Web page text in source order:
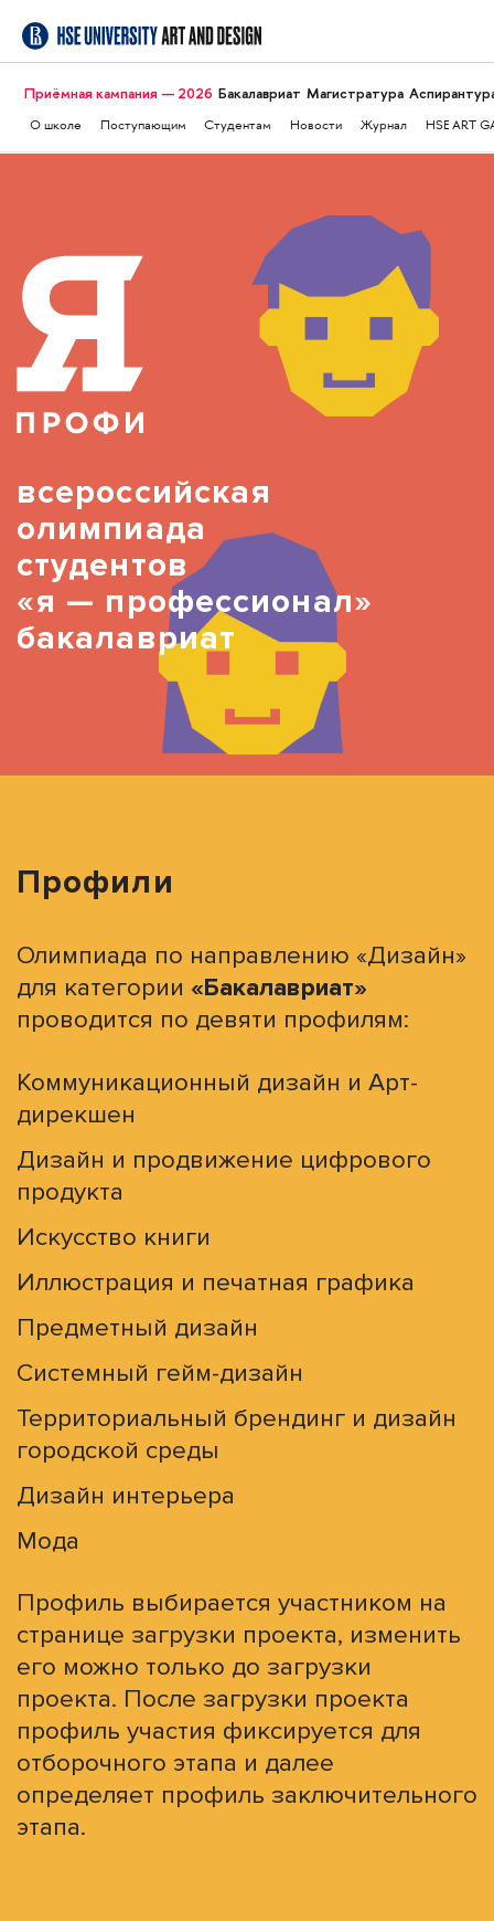
Приёмная кампания — 2026 Бакалавриат Магистратура
О школе Поступающим Студентам Новости Журнал HSE ART
всероссийская
олимпиада
студентов
«я — профессионал»
бакалавриат
Профили
Олимпиада по направлению «Дизайн»
для категории «Бакалавриат»
проводится по девяти профилям:
Коммуникационный дизайн и Арт-
дирекшен
Дизайн и продвижение цифрового
продукта
Искусство книги
Иллюстрация и печатная графика
Предметный дизайн
Системный гейм-дизайн
Территориальный брендинг и дизайн
городской среды
Дизайн интерьера
Мода
Профиль выбирается участником на
странице загрузки проекта, изменить
его можно только до загрузки
проекта. После загрузки проекта
профиль участия фиксируется для
отборочного этапа и далее
определяет профиль заключительного
этапа.